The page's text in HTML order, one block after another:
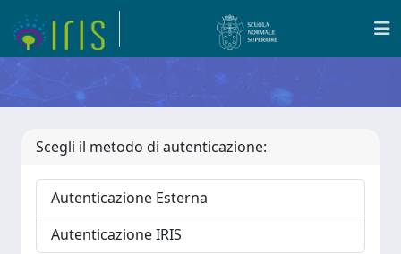
Scegli il metodo di autenticazione:
Autenticazione Esterna
Autenticazione IRIS